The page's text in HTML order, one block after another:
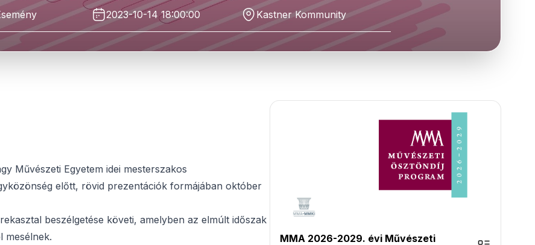
2023-10-14 18:00:00 Kastner Kommunity
Művészeti Egyetem idei mesterszakos
előtt, rövid prezentációk formájában október
beszélgetése követi, amelyben az elmúlt időszak
mesélnek.
MMA 2026-2029. évi Művészeti